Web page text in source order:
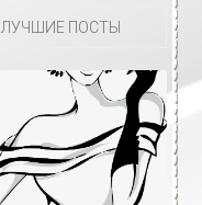
ЛУЧШИЕ ПОСТЫ